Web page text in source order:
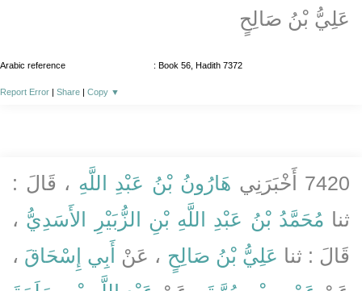
عَلِيُّ بْنُ صَالِحٍ
Arabic reference : Book 56, Hadith 7372
Report Error | Share | Copy ▼
7420 أَخْبَرَنِي هَارُونُ بْنُ عَبْدِ اللَّهِ ، قَالَ :
ثنا مُحَمَّدُ بْنُ عَبْدِ اللَّهِ بْنِ الزُّبَيْرِ الأَسَدِيُّ ،
قَالَ : ثنا عَلِيُّ بْنُ صَالِحٍ ، عَنْ أَبِي إِسْحَاقَ ،